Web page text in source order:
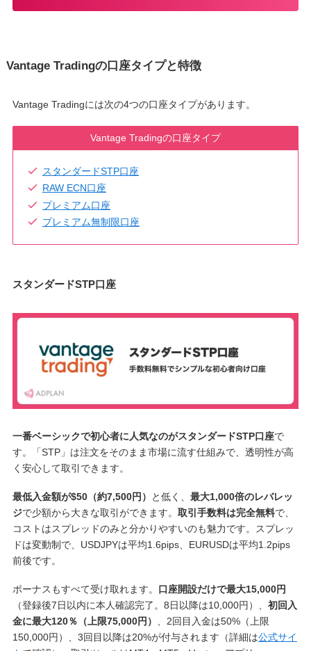
Vantage Tradingの口座タイプと特徴
Vantage Tradingには次の4つの口座タイプがあります。
Vantage Tradingの口座タイプ
スタンダードSTP口座
RAW ECN口座
プレミアム口座
プレミアム無制限口座
スタンダードSTP口座
一番ベーシックで初心者に人気なのがスタンダードSTP口座で
す。「STP」は注文をそのまま市場に流す仕組みで、透明性が高
く安心して取引できます。
最低入金額が$50（約7,500円） と低く、 最大1,000倍のレバレッ
ジで少額から大きな取引ができます。 取引手数料は完全無料で、
コストはスプレッドのみと分かりやすいのも魅力です。スプレッ
ドは変動制で、USDJPYは平均1.6pips、EURUSDは平均1.2pips
前後です。
ボーナスもすべて受け取れます。 口座開設だけで最大15,000円
（登録後7日以内に本人確認完了。8日以降は10,000円）、 初回入
金に最大120％（上限75,000円）
、2回目入金は50%（上限
150,000円）、3回目以降は20%が付与されます（詳細は公式サイ